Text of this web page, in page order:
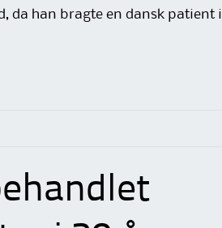
da han bragte en dansk patient i